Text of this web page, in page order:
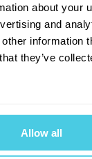
about your
and
information
they’ve
Allow all
pro
+ sítko +